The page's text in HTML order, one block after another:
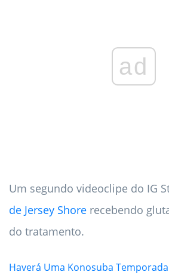
ad
Um segundo videoclipe do IG
de Jersey Shore recebendo
do tratamento.
Haverá Uma Konosuba